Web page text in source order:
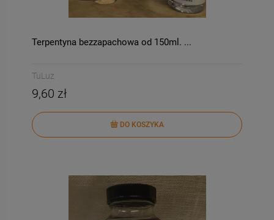
Terpentyna bezzapachowa od 150ml. ...
TuLuz
9,60 zł
DO KOSZYKA